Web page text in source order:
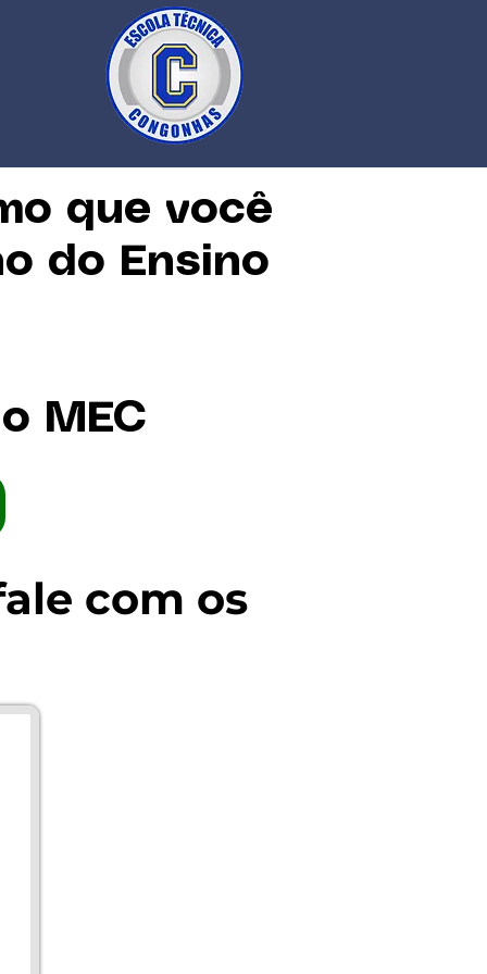
que você
do Ensino
MEC
com os